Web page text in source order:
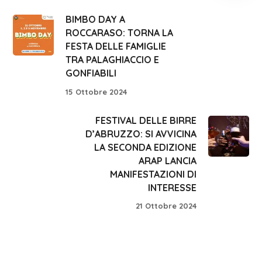
BIMBO DAY A
ROCCARASO: TORNA LA
FESTA DELLE FAMIGLIE
TRA PALAGHIACCIO E
GONFIABILI
15 Ottobre 2024
FESTIVAL DELLE BIRRE
D’ABRUZZO: SI AVVICINA
LA SECONDA EDIZIONE
ARAP LANCIA
MANIFESTAZIONI DI
INTERESSE
21 Ottobre 2024